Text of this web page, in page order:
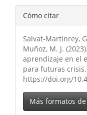
Detalles
del
artículo
Cómo citar
Salvat-Martinrey,
Muñoz, M. J.
aprendizaje en el
para futuras crisis.
https://doi.org/
Más formatos